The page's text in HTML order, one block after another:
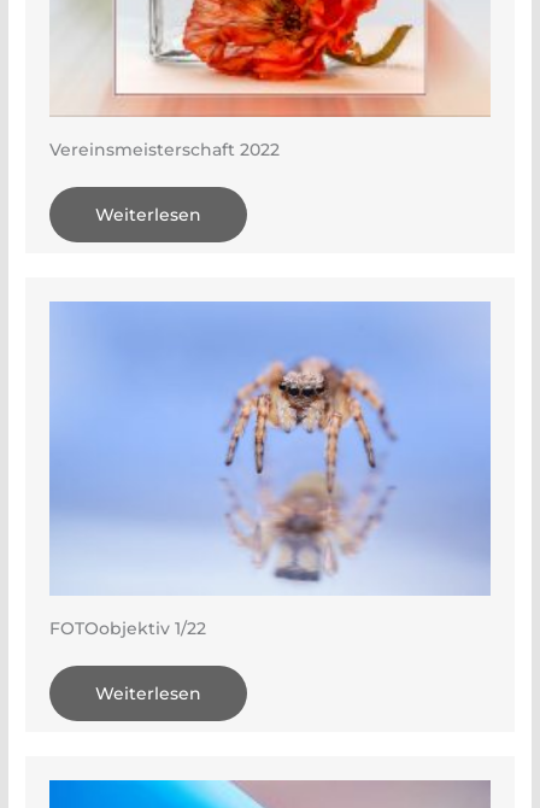
Vereinsmeisterschaft 2022
Weiterlesen
FOTOobjektiv 1/22
Weiterlesen